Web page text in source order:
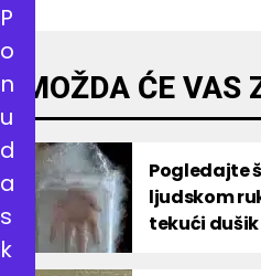
MOŽDA ĆE
Pogledajte
ljudskom
tekući dušik
P
o
n
u
d
a
s
k